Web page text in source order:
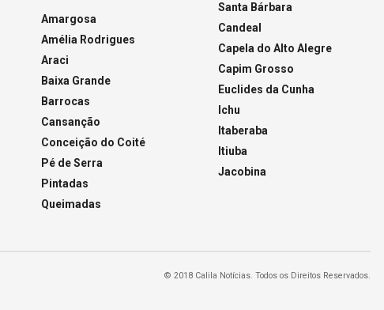
Amargosa
Amélia Rodrigues
Araci
Baixa Grande
Barrocas
Cansanção
Conceição do Coité
Pé de Serra
Pintadas
Queimadas
Santa Bárbara
Candeal
Capela do Alto Alegre
Capim Grosso
Euclides da Cunha
Ichu
Itaberaba
Itiuba
Jacobina
© 2018 Calila Notícias. Todos os Direitos Reservados.